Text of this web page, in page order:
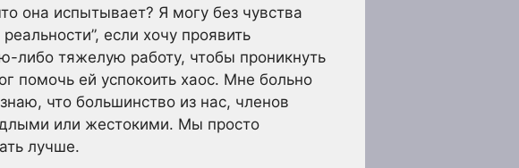
она испытывает? Я могу без чувства
если хочу проявить
либо тяжелую работу, чтобы проникнуть
помочь ей успокоить хаос. Мне больно
что большинство из нас, членов
или жестокими. Мы просто
лучше.